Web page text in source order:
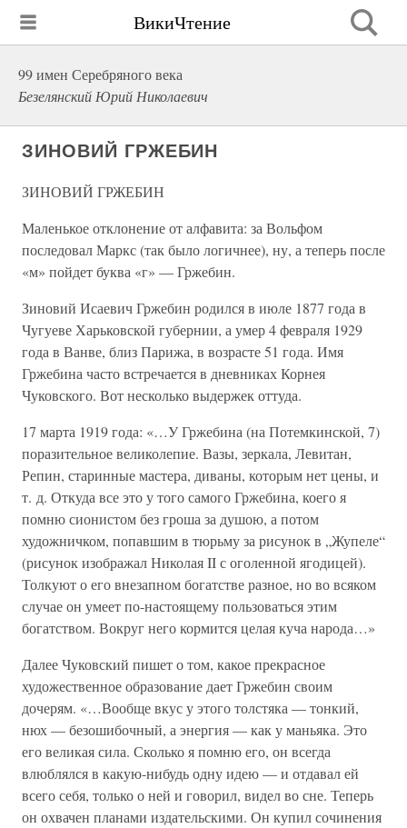
ВикиЧтение
99 имен Серебряного века
Безелянский Юрий Николаевич
ЗИНОВИЙ ГРЖЕБИН
ЗИНОВИЙ ГРЖЕБИН
Маленькое отклонение от алфавита: за Вольфом
последовал Маркс (так было логичнее), ну, а теперь после
«м» пойдет буква «г» — Гржебин.
Зиновий Исаевич Гржебин родился в июле 1877 года в
Чугуеве Харьковской губернии, а умер 4 февраля 1929
года в Ванве, близ Парижа, в возрасте 51 года. Имя
Гржебина часто встречается в дневниках Корнея
Чуковского. Вот несколько выдержек оттуда.
17 марта 1919 года: «…У Гржебина (на Потемкинской, 7)
поразительное великолепие. Вазы, зеркала, Левитан,
Репин, старинные мастера, диваны, которым нет цены, и
т. д. Откуда все это у того самого Гржебина, коего я
помню сионистом без гроша за душою, а потом
художничком, попавшим в тюрьму за рисунок в „Жупеле“
(рисунок изображал Николая II с оголенной ягодицей).
Толкуют о его внезапном богатстве разное, но во всяком
случае он умеет по-настоящему пользоваться этим
богатством. Вокруг него кормится целая куча народа…»
Далее Чуковский пишет о том, какое прекрасное
художественное образование дает Гржебин своим
дочерям. «…Вообще вкус у этого толстяка — тонкий,
нюх — безошибочный, а энергия — как у маньяка. Это
его великая сила. Сколько я помню его, он всегда
влюблялся в какую-нибудь одну идею — и отдавал ей
всего себя, только о ней и говорил, видел во сне. Теперь
он охвачен планами издательскими. Он купил сочинения